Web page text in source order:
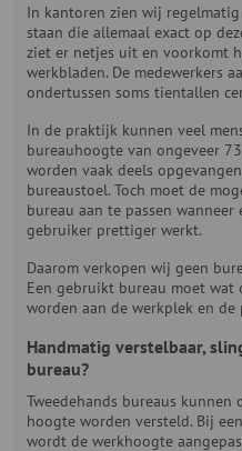
In kantoren zien wij
staan die allemaal exact op
ziet er netjes uit en voorkomt
werkbladen. De medewerkers
ondertussen soms tientallen
In de praktijk kunnen veel
bureauhoogte van ongeveer
worden vaak deels
bureaustoel. Toch moet de
bureau aan te passen
gebruiker prettiger werkt.
Daarom verkopen wij geen
Een gebruikt bureau moet wat
worden aan de werkplek en
Handmatig verstelbaar,
bureau?
Tweedehands bureaus
hoogte worden versteld. Bij
wordt de werkhoogte